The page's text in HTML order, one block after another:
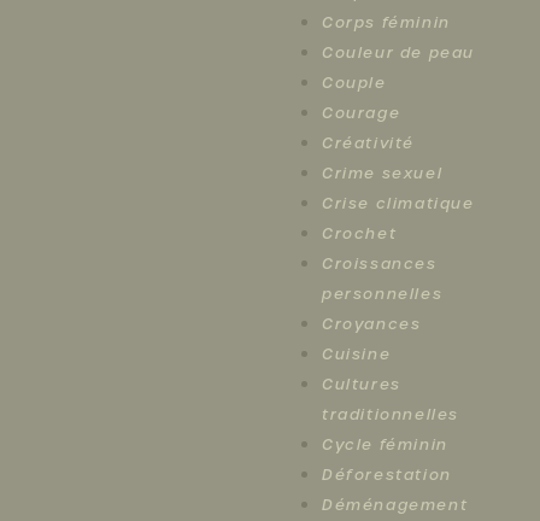
Corps féminin
Couleur de peau
Couple
Courage
Créativité
Crime sexuel
Crise climatique
Crochet
Croissances
personnelles
Croyances
Cuisine
Cultures
traditionnelles
Cycle féminin
Déforestation
Déménagement